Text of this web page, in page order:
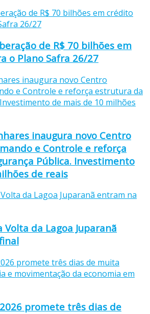
de R$ 70 bilhões em
o Plano Safra 26/27
inaugura novo Centro
e Controle e reforça
Pública. Investimento
de reais
Volta da Lagoa Juparanã
promete três dias de